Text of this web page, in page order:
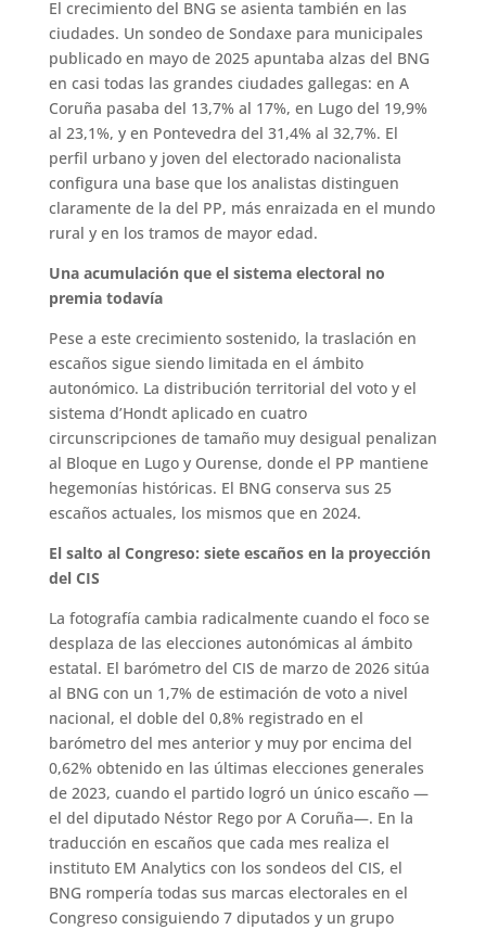
El crecimiento del BNG se asienta también en las
ciudades. Un sondeo de Sondaxe para municipales
publicado en mayo de 2025 apuntaba alzas del BNG
en casi todas las grandes ciudades gallegas: en A
Coruña pasaba del 13,7% al 17%, en Lugo del 19,9%
al 23,1%, y en Pontevedra del 31,4% al 32,7%. El
perfil urbano y joven del electorado nacionalista
configura una base que los analistas distinguen
claramente de la del PP, más enraizada en el mundo
rural y en los tramos de mayor edad.
Una acumulación que el sistema electoral no
premia todavía
Pese a este crecimiento sostenido, la traslación en
escaños sigue siendo limitada en el ámbito
autonómico. La distribución territorial del voto y el
sistema d’Hondt aplicado en cuatro
circunscripciones de tamaño muy desigual penalizan
al Bloque en Lugo y Ourense, donde el PP mantiene
hegemonías históricas. El BNG conserva sus 25
escaños actuales, los mismos que en 2024.
El salto al Congreso: siete escaños en la proyección
del CIS
La fotografía cambia radicalmente cuando el foco se
desplaza de las elecciones autonómicas al ámbito
estatal. El barómetro del CIS de marzo de 2026 sitúa
al BNG con un 1,7% de estimación de voto a nivel
nacional, el doble del 0,8% registrado en el
barómetro del mes anterior y muy por encima del
0,62% obtenido en las últimas elecciones generales
de 2023, cuando el partido logró un único escaño —
el del diputado Néstor Rego por A Coruña—. En la
traducción en escaños que cada mes realiza el
instituto EM Analytics con los sondeos del CIS, el
BNG rompería todas sus marcas electorales en el
Congreso consiguiendo 7 diputados y un grupo